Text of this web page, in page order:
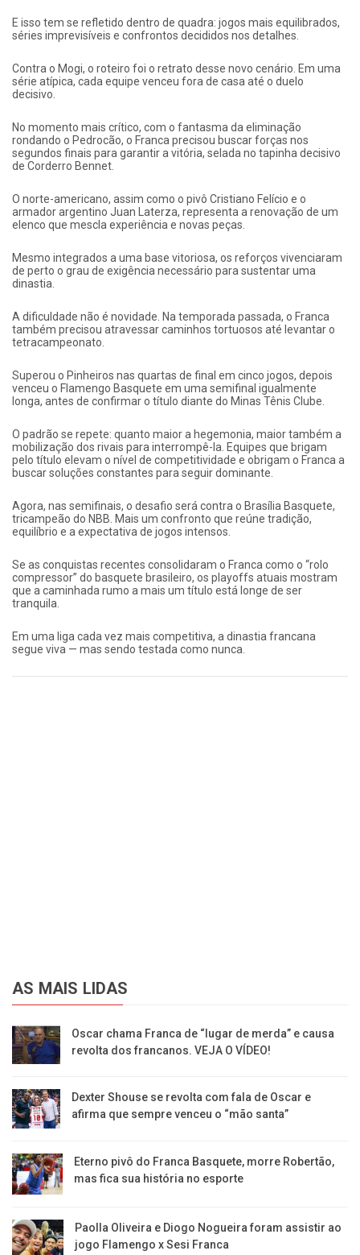
E isso tem se refletido dentro de quadra: jogos mais equilibrados,
séries imprevisíveis e confrontos decididos nos detalhes.
Contra o Mogi, o roteiro foi o retrato desse novo cenário. Em uma
série atípica, cada equipe venceu fora de casa até o duelo
decisivo.
No momento mais crítico, com o fantasma da eliminação
rondando o Pedrocão, o Franca precisou buscar forças nos
segundos finais para garantir a vitória, selada no tapinha decisivo
de Corderro Bennet.
O norte-americano, assim como o pivô Cristiano Felício e o
armador argentino Juan Laterza, representa a renovação de um
elenco que mescla experiência e novas peças.
Mesmo integrados a uma base vitoriosa, os reforços vivenciaram
de perto o grau de exigência necessário para sustentar uma
dinastia.
A dificuldade não é novidade. Na temporada passada, o Franca
também precisou atravessar caminhos tortuosos até levantar o
tetracampeonato.
Superou o Pinheiros nas quartas de final em cinco jogos, depois
venceu o Flamengo Basquete em uma semifinal igualmente
longa, antes de confirmar o título diante do Minas Tênis Clube.
O padrão se repete: quanto maior a hegemonia, maior também a
mobilização dos rivais para interrompê-la. Equipes que brigam
pelo título elevam o nível de competitividade e obrigam o Franca a
buscar soluções constantes para seguir dominante.
Agora, nas semifinais, o desafio será contra o Brasília Basquete,
tricampeão do NBB. Mais um confronto que reúne tradição,
equilíbrio e a expectativa de jogos intensos.
Se as conquistas recentes consolidaram o Franca como o “rolo
compressor” do basquete brasileiro, os playoffs atuais mostram
que a caminhada rumo a mais um título está longe de ser
tranquila.
Em uma liga cada vez mais competitiva, a dinastia francana
segue viva — mas sendo testada como nunca.
AS MAIS LIDAS
Oscar chama Franca de “lugar de merda” e causa
revolta dos francanos. VEJA O VÍDEO!
Dexter Shouse se revolta com fala de Oscar e
afirma que sempre venceu o “mão santa”
Eterno pivô do Franca Basquete, morre Robertão,
mas fica sua história no esporte
Paolla Oliveira e Diogo Nogueira foram assistir ao
jogo Flamengo x Sesi Franca